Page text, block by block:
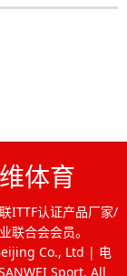
体育
ITTF认证产品厂家/
联合会会员。
Co., Ltd | 电
Sport. All